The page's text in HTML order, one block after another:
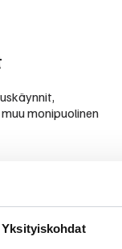
Yksityiskohdat
monipuolinen